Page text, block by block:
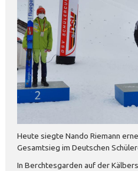
Heute siegte Nando Riemann
Gesamtsieg im Deutschen
In Berchtesgarden auf der